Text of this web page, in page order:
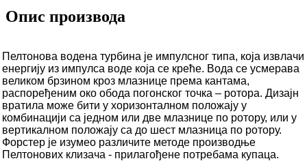
Опис производа
Пелтонова водена турбина је импулсног типа, која извлачи
енергију из импулса воде која се креће. Вода се усмерава
великом брзином кроз млазнице према кантама,
распоређеним око обода погонског точка – ротора. Дизајн
вратила може бити у хоризонталном положају у
комбинацији са једном или две млазнице по ротору, или у
вертикалном положају са до шест млазница по ротору.
Форстер је изумео различите методе производње
Пелтонових клизача - прилагођене потребама купаца.